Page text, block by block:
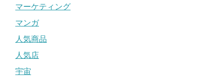
マーケティング
マンガ
人気商品
人気店
宇宙